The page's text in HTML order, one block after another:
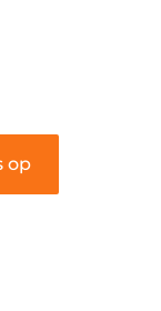
op